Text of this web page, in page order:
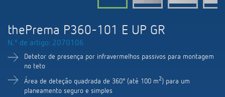
Distribuicao global
thePrema P360-101 E UP GR
N.º de artigo: 2070106
Detetor de presença por infravermelhos passivos para montagem
no teto
Área de deteção quadrada de 360° (até 100 m2) para um
planeamento seguro e simples